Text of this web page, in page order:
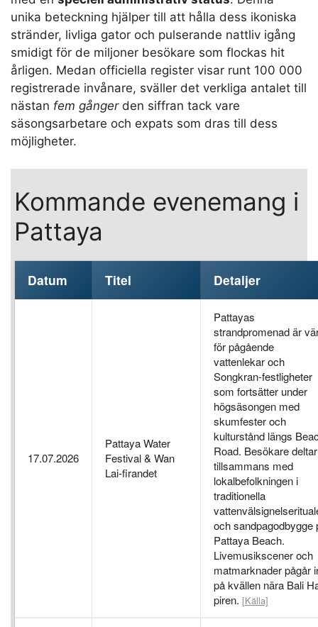
unika beteckning hjälper till att hålla dess ikoniska
stränder, livliga gator och pulserande nattliv igång
smidigt för de miljoner besökare som flockas hit
årligen. Medan officiella register visar runt 100 000
registrerade invånare, sväller det verkliga antalet till
nästan fem gångerden siffran tack vare
säsongsarbetare och expats som dras till dess
möjligheter.
Kommande evenemang i
Pattaya
Datum Titel Detaljer
17.07.2026
Pattaya Water
Festival & Wan
Lai-firandet
Pattayas
strandpromenad är
för pågående
vattenlekar och
Songkran-festligheter
som fortsätter under
högsäsongen med
skumfester och
kulturstånd längs
Road. Besökare deltar
tillsammans med
lokalbefolkningen i
traditionella
och sandpagodbygge
Pattaya Beach.
Livemusikscener och
matmarknader pågår
på kvällen nära Bali
piren. [Källa]